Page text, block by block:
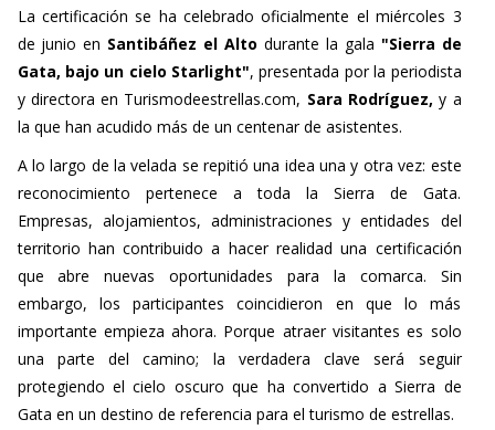
La certificación se ha celebrado oficialmente el miércoles 3
de junio en Santibáñez el Alto durante la gala "Sierra de
Gata, bajo un cielo Starlight", presentada por la periodista
y directora en Turismodeestrellas.com, Sara Rodríguez,y a
la que han acudido más de un centenar de asistentes.
A lo largo de la velada se repitió una idea una y otra vez: este
reconocimiento pertenece a toda la Sierra de Gata.
Empresas, alojamientos, administraciones y entidades del
territorio han contribuido a hacer realidad una certificación
que abre nuevas oportunidades para la comarca. Sin
embargo, los participantes coincidieron en que lo más
importante empieza ahora. Porque atraer visitantes es solo
una parte del camino; la verdadera clave será seguir
protegiendo el cielo oscuro que ha convertido a Sierra de
Gata en un destino de referencia para el turismo de estrellas.